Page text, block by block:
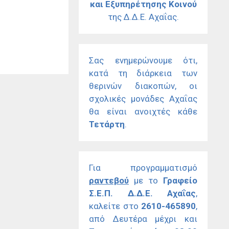
και Εξυπηρέτησης Κοινού
της Δ.Δ.Ε. Αχαΐας.
Σας ενημερώνουμε ότι,
κατά τη διάρκεια των
θερινών διακοπών, οι
σχολικές μονάδες Αχαΐας
θα είναι ανοιχτές κάθε
Τετάρτη.
Για προγραμματισμό
ραντεβού με το Γραφείο
Σ.Ε.Π. Δ.Δ.Ε. Αχαΐας,
καλείτε στο 2610-465890,
από Δευτέρα μέχρι και